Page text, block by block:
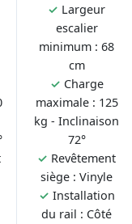
✓ Largeur
escalier
minimum : 68
cm
✓ Charge
maximale : 125
kg - Inclinaison
72°
✓ Revêtement
siège : Vinyle
✓ Installation
du rail : Côté